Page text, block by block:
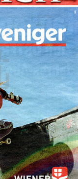
Vienna Insurance